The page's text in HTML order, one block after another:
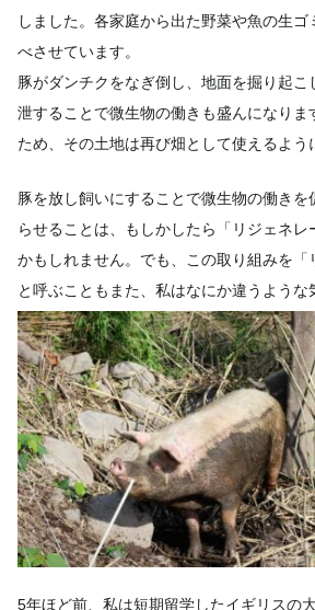
しました。各家庭から出た野菜や魚の生
べさせています。
豚がダンチクをなぎ倒し、地面を掘り起
泄することで微生物の働きも盛んになりま
ため、その土地は再び畑として使えるよう
豚を放し飼いにすることで微生物の働きを
らせることは、もしかしたら「リジェネ
かもしれません。でも、この取り組みを「
と呼ぶこともまた、私はなにか違うような
5年ほど前、私は短期留学したイギリスの